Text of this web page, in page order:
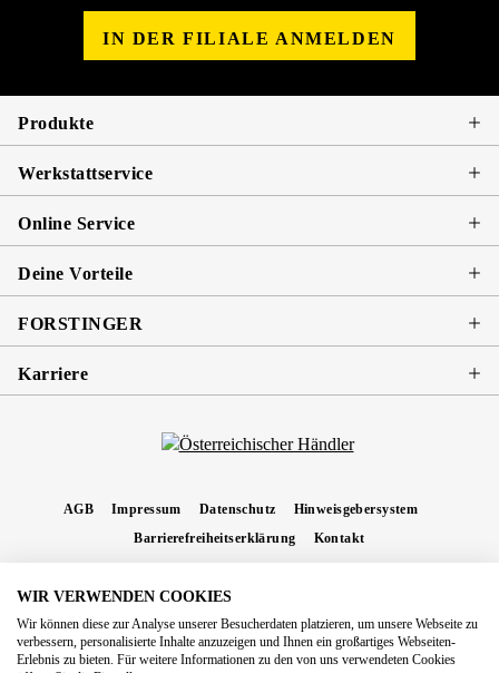
IN DER FILIALE ANMELDEN
Produkte
Werkstattservice
Online Service
Deine Vorteile
FORSTINGER
Karriere
AGB Impressum Datenschutz
Hinweisgebersystem
Barrierefreiheitserklärung
Kontakt
Nachnahmegebühren, wenn nicht anders angegeben.
Copyright 2026 Forstinger Österreich GmbH
WIR VERWENDEN COOKIES
Wir können diese zur Analyse unserer Besucherdaten platzieren, um unsere Webseite zu
verbessern, personalisierte Inhalte anzuzeigen und Ihnen ein großartiges Webseiten-
Erlebnis zu bieten. Für weitere Informationen zu den von uns verwendeten Cookies